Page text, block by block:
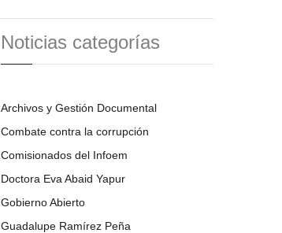
Noticias categorías
Archivos y Gestión Documental
Combate contra la corrupción
Comisionados del Infoem
Doctora Eva Abaid Yapur
Gobierno Abierto
Guadalupe Ramírez Peña